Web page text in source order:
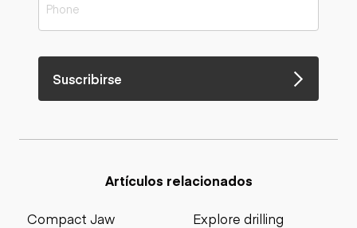
Suscribirse
Artículos relacionados
Compact Jaw
Explore drilling